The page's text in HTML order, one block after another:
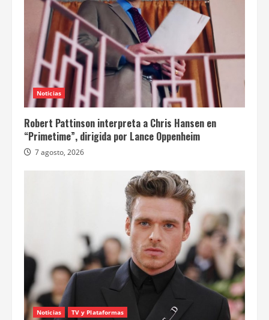
Noticias
Robert Pattinson interpreta a Chris Hansen en
“Primetime”, dirigida por Lance Oppenheim
7 agosto, 2026
Noticias TV y Plataformas